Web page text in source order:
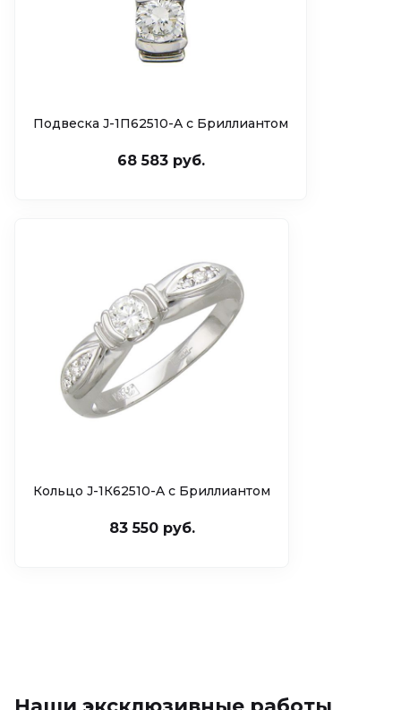
Подвеска J-1П62510-A c Бриллиантом
68 583 руб.
Кольцо J-1К62510-A c Бриллиантом
83 550 руб.